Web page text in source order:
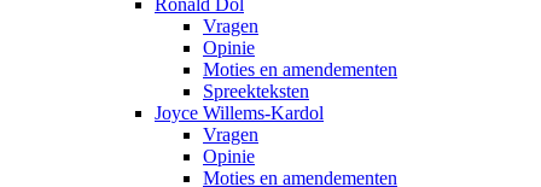
Ronald Dol
Vragen
Opinie
Moties en amendementen
Spreekteksten
Joyce Willems-Kardol
Vragen
Opinie
Moties en amendementen